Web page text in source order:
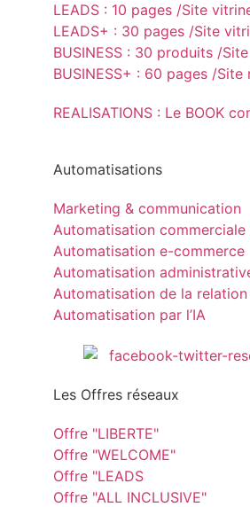
LEADS : 10 pages /Site
LEADS+ : 30 pages /Site
BUSINESS : 30 produits /
BUSINESS+ : 60 pages /Site
REALISATIONS : Le BOOK
Automatisations
Marketing & communication
Automatisation commerciale
Automatisation e-commerce
Automatisation
Automatisation de la
Automatisation par l’IA
Les Offres réseaux
Offre "LIBERTE"
Offre "WELCOME"
Offre "LEADS
Offre "ALL INCLUSIVE"